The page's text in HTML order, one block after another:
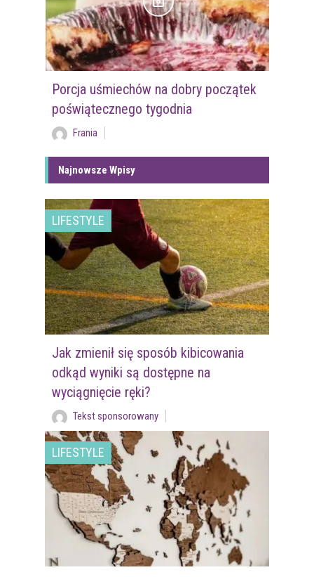
Porcja uśmiechów na dobry początek
poświątecznego tygodnia
Frania
Najnowsze Wpisy
LIFESTYLE
Jak zmienił się sposób kibicowania
odkąd wyniki są dostępne na
wyciągnięcie ręki?
Tekst sponsorowany
LIFESTYLE